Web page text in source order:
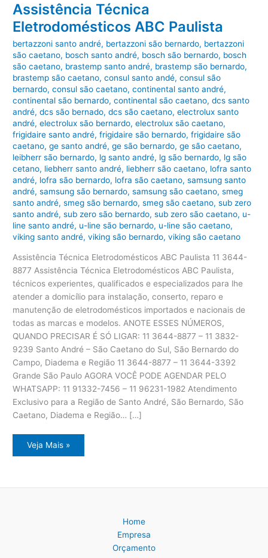
Assistência Técnica
Eletrodomésticos ABC Paulista
bertazzoni santo andré, bertazzoni são bernardo, bertazzoni
são caetano, bosch santo andré, bosch são bernardo, bosch
são caetano, brastemp santo andré, brastemp são bernardo,
brastemp são caetano,consul santo andé,consul são
bernardo,consul são caetano,continental santo andré,
continental são bernardo,continental são caetano,dcs santo
andré,dcs são bernado,dcs são caetano,electrolux santo
andré,electrolux são bernardo,electrolux são caetano,
frigidaire santo andré,frigidaire são bernardo,frigidaire são
caetano,ge santo andré,ge são bernardo,ge são caetano,
leibherr são bernardo, lg santo andré, lg são bernardo, lg são
cetano, liebherr santo andré, liebherr são caetano, lofra santo
andré, lofra são bernardo, lofra são caetano,samsung santo
andré,samsung são bernardo,samsung são caetano,smeg
santo andré,smeg são bernardo,smeg são caetano,sub zero
santo andré,sub zero são bernardo,sub zero são caetano, u-
line santo andré, u-line são bernardo, u-line são caetano,
viking santo andré,viking são bernardo,viking são caetano
Assistência Técnica Eletrodomésticos ABC Paulista 11 3644-
8877 Assistência Técnica Eletrodomésticos ABC Paulista,
técnicos experientes, qualificados e especializados para lhe
atender a domicílio para instalação, conserto, reparo e
manutenção de eletrodomésticos importados e nacionais de
todas as marcas e modelos. ANOTE ESSES NÚMEROS,
QUANDO PRECISAR É SÓ LIGAR: 11 3644-8877 – 11 3832-
9239 Santo André – São Caetano do Sul, São Bernardo do
Campo, Diadema e Região 11 3644-8877 – 11 3644-3392
Grande São Paulo AGORA VOCÊ PODE AGENDAR PELO
WHATSAPP: 11 91332-7456 – 11 96231-1982 Atendimento
Exclusivo para a Região de Santo André, São Bernardo, São
Caetano, Diadema e Região… […]
Assistência
Técnica
Veja Mais »
Home
Empresa
Orçamento